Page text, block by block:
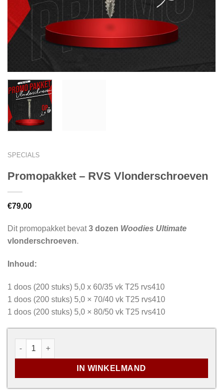
SPECIALS
Promopakket – RVS Vlonderschroeven
€79,00
Dit promopakket bevat3 dozen Woodies Ultimate
vlonderschroeven.
Inhoud:
1 doos (200 stuks) 5,0 x 60/35 vk T25 rvs410
1 doos (200 stuks) 5,0 × 70/40 vk T25 rvs410
1 doos (200 stuks) 5,0 × 80/50 vk T25 rvs410
Promopakket - RVS Vlonderschroeven aantal
IN WINKELMAND